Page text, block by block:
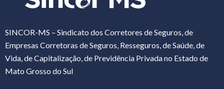
SINCOR-MS – Sindicato dos Corretores de Seguros, de
Empresas Corretoras de Seguros, Resseguros, de Saúde, de
Vida, de Capitalização, de Previdência Privada no Estado de
Mato Grosso do Sul